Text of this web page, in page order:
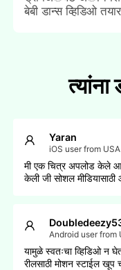
बेबी डान्स व्हिडिओ
Yaran
iOS user from USA
मी एक चित्र अपलोड केले
केली जी सोशल मीडियासाठी
Android user from
यामुळे स्वतःचा व्हिडिओ न
रीलसाठी मोशन स्टाईल खूप